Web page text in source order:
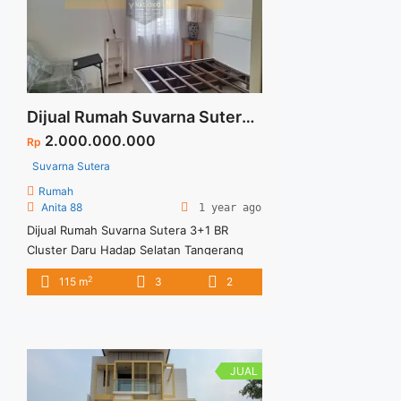
Dijual Rumah Suvarna Sutera 3+1 BR Cluster Daru Hadap Selatan Tangerang
Rp 2.000.000.000
Suvarna Sutera
Rumah
Anita 88
1 year ago
Dijual Rumah Suvarna Sutera 3+1 BR
Cluster Daru Hadap Selatan Tangerang
Spesifikasi : Luas Tanah : 160 sqm Luas
Bangunan : 115 sqm Bedroom : 3+1
115 m2 3 2
JUAL